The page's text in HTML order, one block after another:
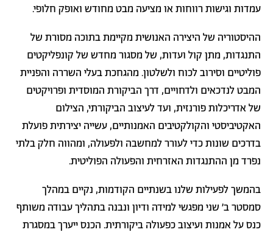
עמדות וגישות רווחות או מציעה מבט מחודש ואופק חלופי.
ההיסטוריה של היצירה האנושית מקיימת בתוכה מסורת של
התנגדות, מתן קול ועדות, של מסגור מחדש של קונפליקטים
פוליטיים וסירוב לכוח ולשלטון. מהגחכת בעלי השררה והפניית
המבט לנדכאים ולדחויים, דרך הביקורת המוסדית ופרויקטים
של אדריכלות פורנזית, ועד לעיצוב הביקורתי, הצילום
האקטיביסטי והקולקטיבים האמנותיים, עשייה יצירתית פועלת
בדרכים שונות כדי לעורר למחשבה ולפעולה, ומהווה חלק בלתי
נפרד מן ההתנגדות האזרחית והפעולה הפוליטית.
בהמשך לפעילות שלנו בשנתיים הקודמות, נקיים במהלך
סמסטר ב׳ שני מפגשי למידה ודיון ונבנה בתהליך עבודה משותף
כנס על אמנות ועיצוב כפעולה ביקורתית. הכנס ייערך במסגרת